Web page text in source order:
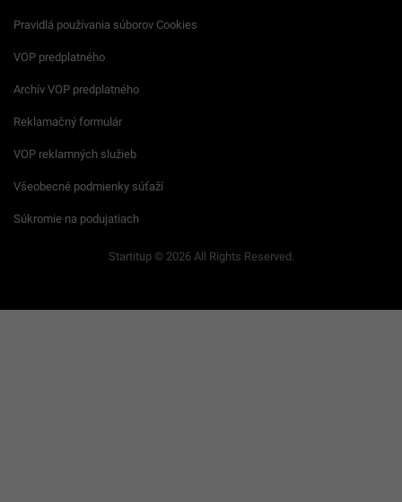
Pravidlá používania súborov Cookies
VOP predplatného
Archív VOP predplatného
Reklamačný formulár
VOP reklamných služieb
Všeobecné podmienky súťaží
Súkromie na podujatiach
Startitup © 2026 All Rights Reserved.